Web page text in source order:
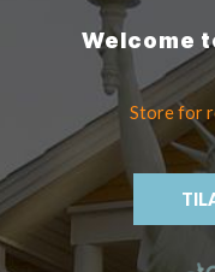
Welcome
Store for